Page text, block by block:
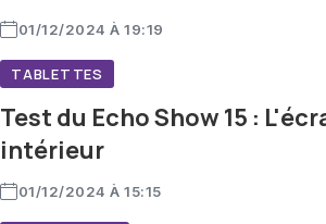
01/12/2024 À 19:19
TABLETTES
Test du Echo Show 15 :
intérieur
01/12/2024 À 15:15